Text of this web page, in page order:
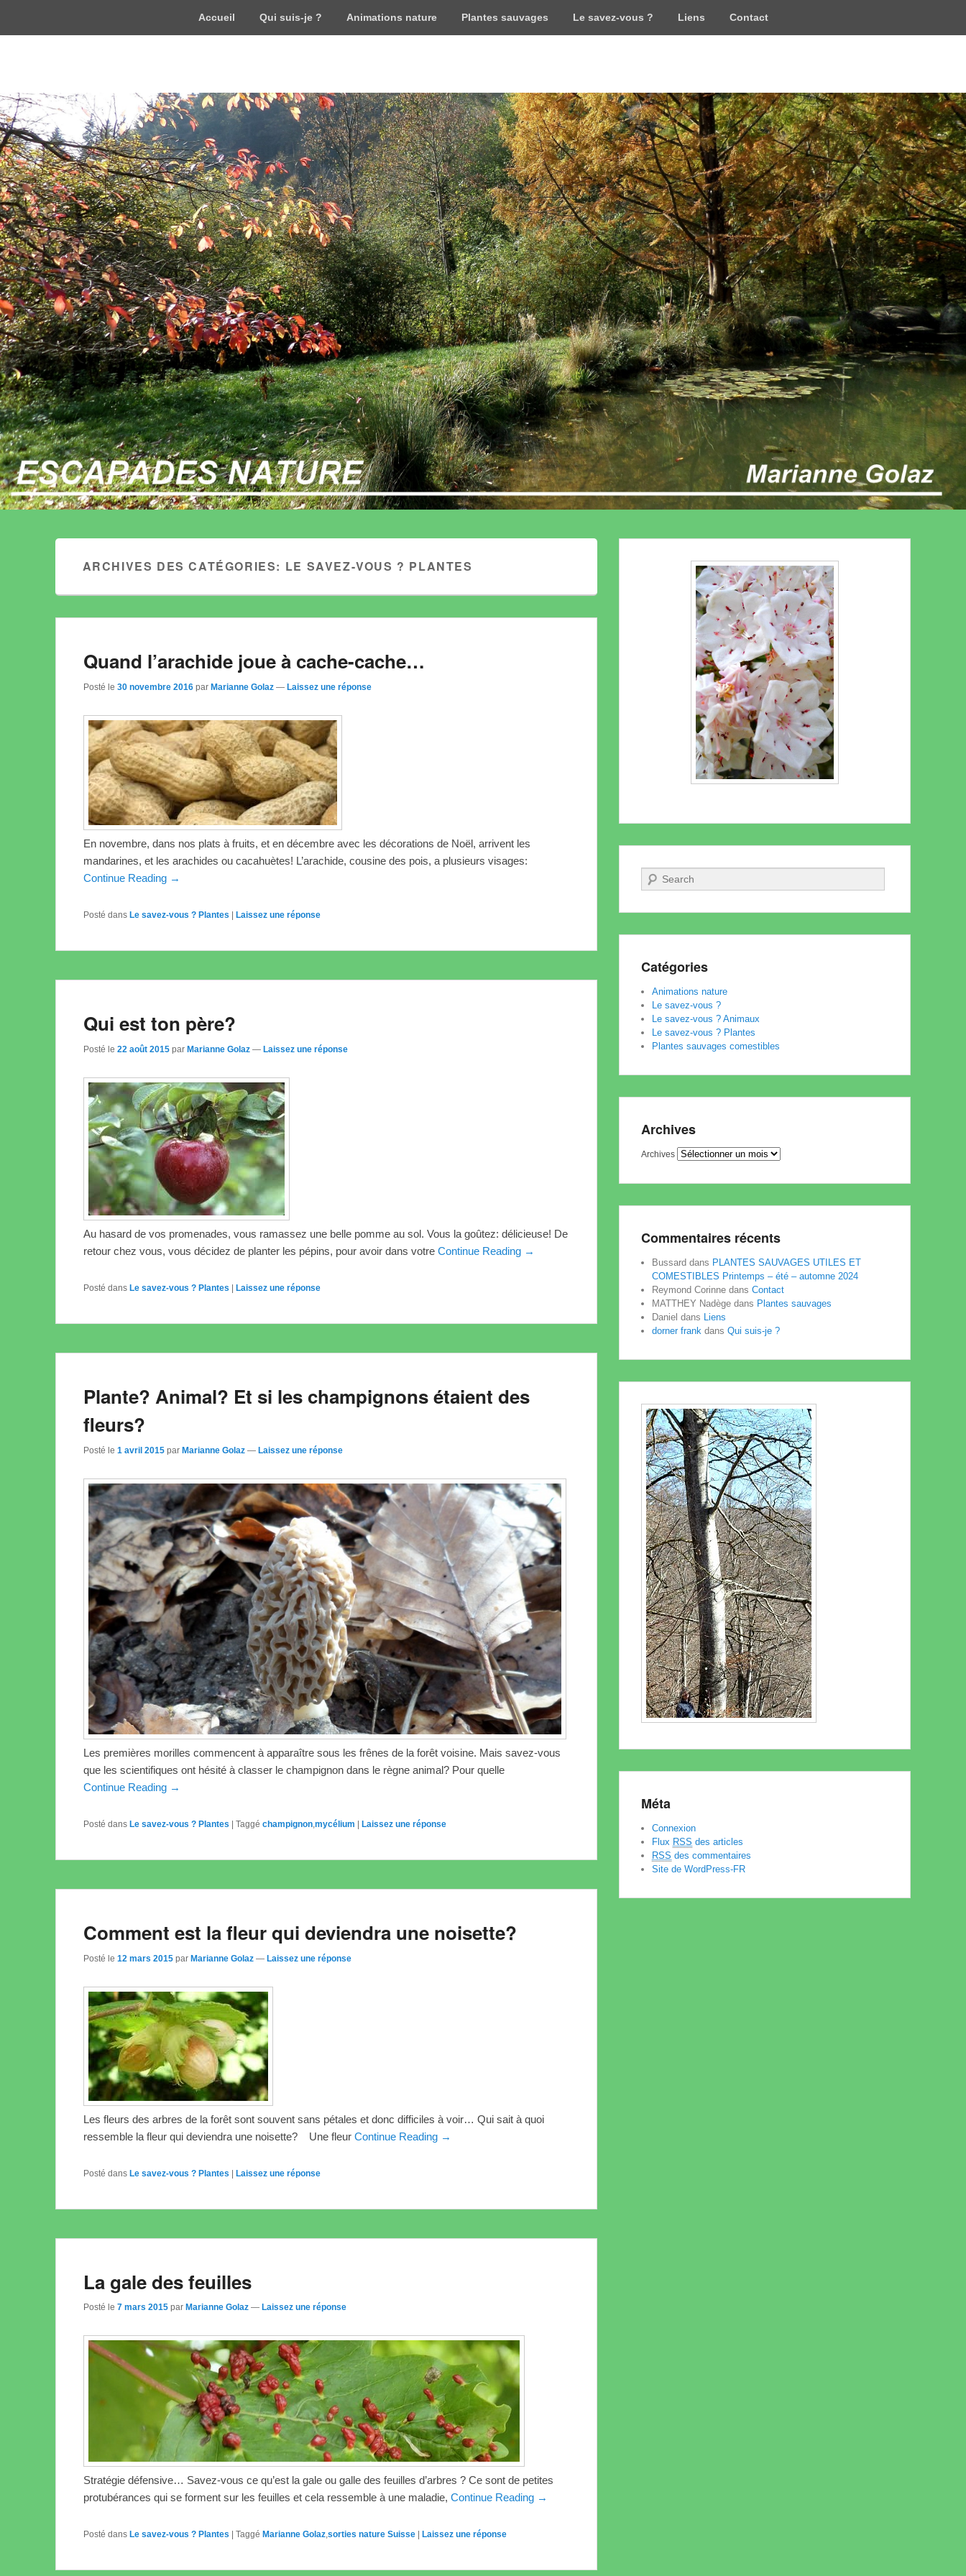
Accueil Qui suis-je ? Animations nature Plantes sauvages Le savez-vous ? Liens Contact
WordPress
Just another WordPress site
ARCHIVES DES CATÉGORIES: LE SAVEZ-VOUS ? PLANTES
Quand l’arachide joue à cache-cache…
Posté le 30 novembre 2016 par Marianne Golaz — Laissez une réponse
En novembre, dans nos plats à fruits, et en décembre avec les décorations de Noël, arrivent les
mandarines, et les arachides ou cacahuètes! L’arachide, cousine des pois, a plusieurs visages:
Continue Reading →
Posté dans Le savez-vous ? Plantes Laissez une réponse
Qui est ton père?
Posté le 22 août 2015 par Marianne Golaz — Laissez une réponse
Au hasard de vos promenades, vous ramassez une belle pomme au sol. Vous la goûtez: délicieuse! De
retour chez vous, vous décidez de planter les pépins, pour avoir dans votre Continue Reading →
Posté dans Le savez-vous ? Plantes | Laissez une réponse
Plante? Animal? Et si les champignons étaient des
fleurs?
Posté le 1 avril 2015 par Marianne Golaz — Laissez une réponse
Les premières morilles commencent à apparaître sous les frênes de la forêt voisine. Mais savez-vous
que les scientifiques ont hésité à classer le champignon dans le règne animal? Pour quelle
Continue Reading →
Posté dans Le savez-vous ? Plantes | Taggé champignon,mycélium | Laissez une réponse
Comment est la fleur qui deviendra une noisette?
Posté le 12 mars 2015 par Marianne Golaz — Laissez une réponse
Les fleurs des arbres de la forêt sont souvent sans pétales et donc difficiles à voir… Qui sait à quoi
ressemble la fleur qui deviendra une noisette? Une fleur Continue Reading →
Posté dans Le savez-vous ? Plantes | Laissez une réponse
La gale des feuilles
Posté le 7 mars 2015 par Marianne Golaz — Laissez une réponse
Stratégie défensive… Savez-vous ce qu’est la gale ou galle des feuilles d’arbres ? Ce sont de petites
protubérances qui se forment sur les feuilles et cela ressemble à une maladie, Continue Reading →
Posté dans Le savez-vous ? Plantes Taggé Marianne Golaz,sorties nature Suisse Laissez une réponse
Recherche
Catégories
Animations nature
Le savez-vous ?
Le savez-vous ? Animaux
Le savez-vous ? Plantes
Plantes sauvages comestibles
Archives
Archives
Commentaires récents
Bussard dans PLANTES SAUVAGES UTILES ET
COMESTIBLES Printemps – été – automne 2024
Reymond Corinne dans Contact
MATTHEY Nadège dans Plantes sauvages
Daniel dans
Liens
dorner frank dans Qui suis-je ?
Méta
Connexion
Flux RSS des articles
RSS des commentaires
Site de WordPress-FR